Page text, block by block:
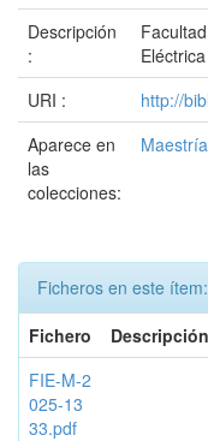
Descripción
:
Eléctrica
URI :
http://
Aparece en
las
colecciones:
Maestría
Ficheros en este ítem:
Fichero
Descripción
FIE-M-2
025-13
33.pdf